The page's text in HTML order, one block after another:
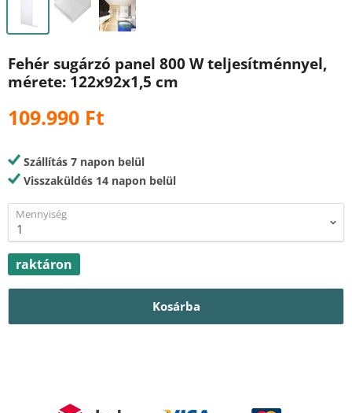
Fehér sugárzó panel 800 W teljesítménnyel,
mérete: 122x92x1,5 cm
109.990 Ft
Szállítás 7 napon belül
Visszaküldés 14 napon belül
Mennyiség
raktáron
Kosárba